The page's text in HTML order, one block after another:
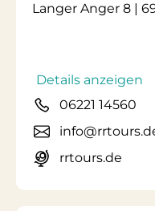
Langer Anger 8 |
Details anzeigen
06221 14560
rrtours.de